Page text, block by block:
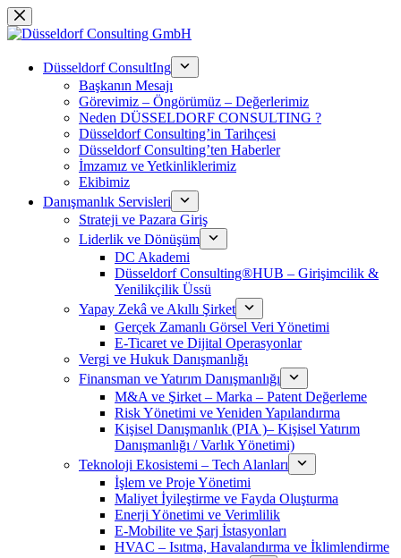
跳
过
Düsseldorf ConsultIng
Başkanın Mesajı
Görevimiz – Öngörümüz – Değerlerimiz
Neden DÜSSELDORF CONSULTING ?
Düsseldorf Consulting’in Tarihçesi
Düsseldorf Consulting’ten Haberler
İmzamız ve Yetkinliklerimiz
Ekibimiz
Danışmanlık Servisleri
Strateji ve Pazara Giriş
Liderlik ve Dönüşüm
DC Akademi
Düsseldorf Consulting®HUB – Girişimcilik &
Yenilikçilik Üssü
Yapay Zekâ ve Akıllı Şirket
Gerçek Zamanlı Görsel Veri Yönetimi
E-Ticaret ve Dijital Operasyonlar
Vergi ve Hukuk Danışmanlığı
Finansman ve Yatırım Danışmanlığı
M&A ve Şirket – Marka – Patent Değerleme
Risk Yönetimi ve Yeniden Yapılandırma
Kişisel Danışmanlık (PIA )– Kişisel Yatırım
Danışmanlığı / Varlık Yönetimi)
Teknoloji Ekosistemi – Tech Alanları
İşlem ve Proje Yönetimi
Maliyet İyileştirme ve Fayda Oluşturma
Enerji Yönetimi ve Verimlilik
E-Mobilite ve Şarj İstasyonları
HVAC – Isıtma, Havalandırma ve İklimlendirme